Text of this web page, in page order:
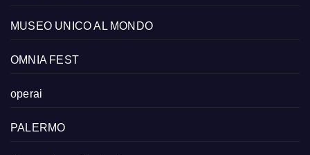
MUSEO UNICO AL MONDO
OMNIA FEST
operai
PALERMO